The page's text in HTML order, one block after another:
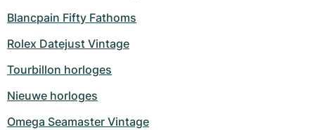
Blancpain Fifty Fathoms
Rolex Datejust Vintage
Tourbillon horloges
Nieuwe horloges
Omega Seamaster Vintage